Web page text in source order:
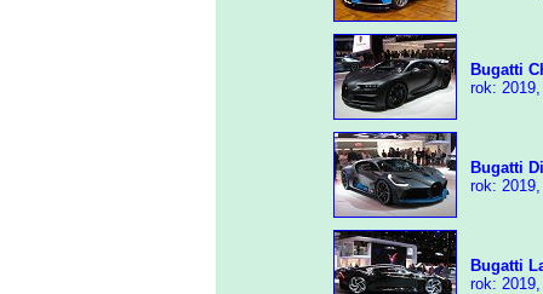
Bugatti
rok:
Bugatti
rok:
Bugatti
rok: